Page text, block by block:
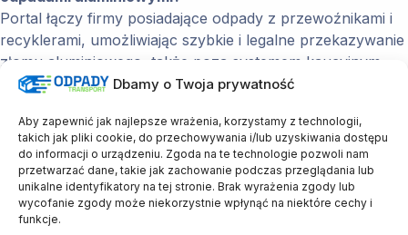
Dbamy o Twoja prywatność
Aby zapewnić jak najlepsze wrażenia, korzystamy z technologii,
takich jak pliki cookie, do przechowywania i/lub uzyskiwania dostępu
do informacji o urządzeniu. Zgoda na te technologie pozwoli nam
przetwarzać dane, takie jak zachowanie podczas przeglądania lub
unikalne identyfikatory na tej stronie. Brak wyrażenia zgody lub
wycofanie zgody może niekorzystnie wpłynąć na niektóre cechy i
funkcje.
Portal łączy firmy posiadające odpady z przewoźnikami i
recyklerami, umożliwiając szybkie i legalne przekazywanie
złomu aluminiowego, także poza systemem kaucyjnym.
Glosariusz pojęć
System kaucyjny– mechanizm, w którym konsument
płaci kaucję za opakowanie i odzyskuje ją po jego
zwrocie.